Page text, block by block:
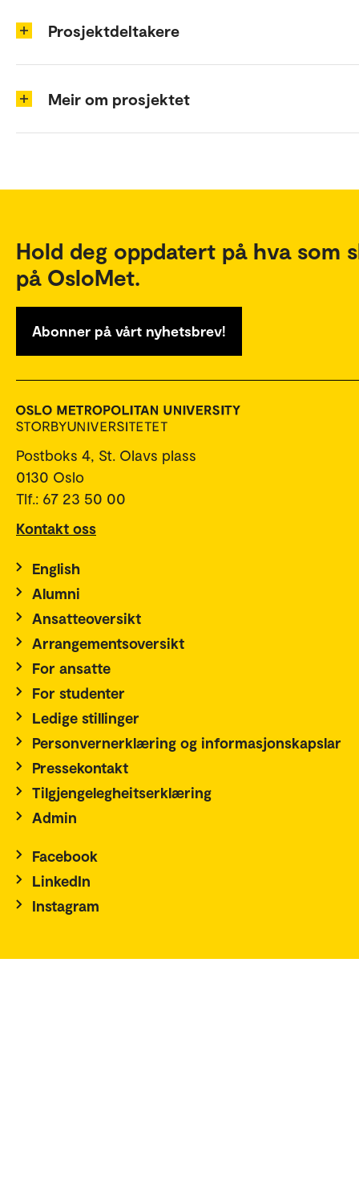
Prosjektdeltakere
Meir om prosjektet
Hold deg oppdatert på hva som
på OsloMet.
Abonner på vårt nyhetsbrev!
Postboks 4, St. Olavs plass
0130 Oslo
Tlf.: 67 23 50 00
Kontakt oss
English
Alumni
Ansatteoversikt
Arrangementsoversikt
For ansatte
For studenter
Ledige stillinger
Personvernerklæring og informasjonskapslar
Pressekontakt
Tilgjengelegheitserklæring
Admin
Facebook
LinkedIn
Instagram